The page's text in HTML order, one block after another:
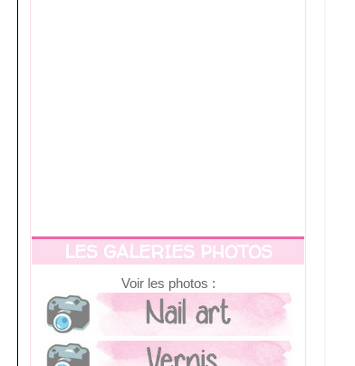
LES GALERIES PHOTOS
Voir les photos :